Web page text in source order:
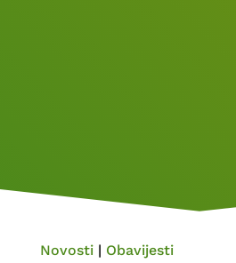
Novosti| Obavijesti